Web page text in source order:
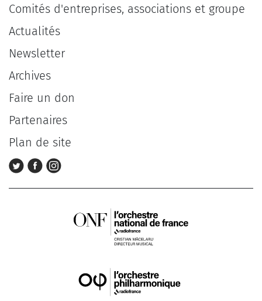
Comités d'entreprises, associations et groupe
Actualités
Newsletter
Archives
Faire un don
Partenaires
Plan de site